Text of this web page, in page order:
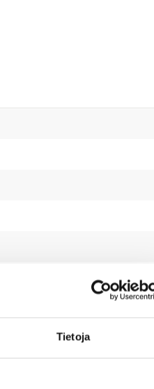
Tietoja